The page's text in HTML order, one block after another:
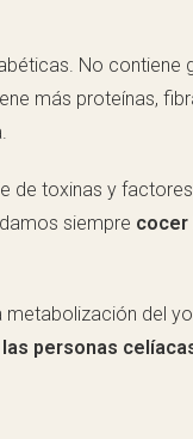
No contiene
más proteínas,
de toxinas y
siempre cocer
metabolización del
personas